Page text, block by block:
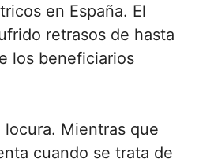
en España. El
retrasos de hasta
los beneficiarios
locura. Mientras que
cuando se trata de